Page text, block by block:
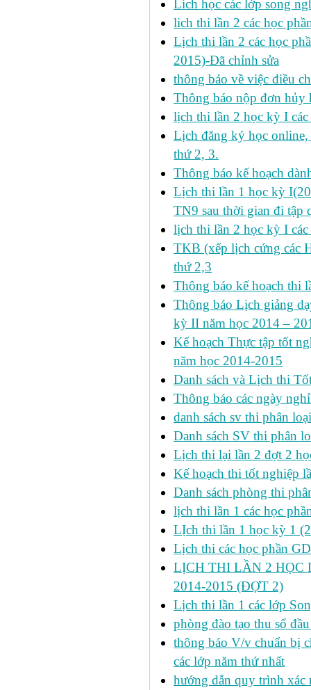
Lich học các lớp song
lich thi lần 2 các học
Lịch thi lần 2 các học
2015)-Đã chỉnh sửa
thông báo về việc điều
Thông báo nộp đơn hủy
lịch thi lần 2 học kỳ I
Lịch đăng ký học
thứ 2, 3.
Thông báo kế hoạch
Lịch thi lần 1 học kỳ
TN9 sau thời gian đi tập
lịch thi lần 2 học kỳ I
TKB (xếp lịch cứng các
thứ 2,3
Thông báo kế hoạch thi
Thông báo Lịch giảng
kỳ II năm học 2014 –
Kế hoạch Thực tập tốt
năm học 2014-2015
Danh sách và Lịch thi
Thông báo các ngày
danh sách sv thi phân
Danh sách SV thi phân
Lịch thi lại lần 2 đợt 2
Kế hoạch thi tốt nghiệp
Danh sách phòng thi
lịch thi lần 1 các học
LỊch thi lần 1 học kỳ 1
Lịch thi các học phần
LỊCH THI LẦN 2
2014-2015 (ĐỢT 2)
Lịch thi lần 1 các lớp
phòng đào tạo thu sổ
thông báo V/v chuẩn bị
các lớp năm thứ nhất
hướng dẫn quy trình xác